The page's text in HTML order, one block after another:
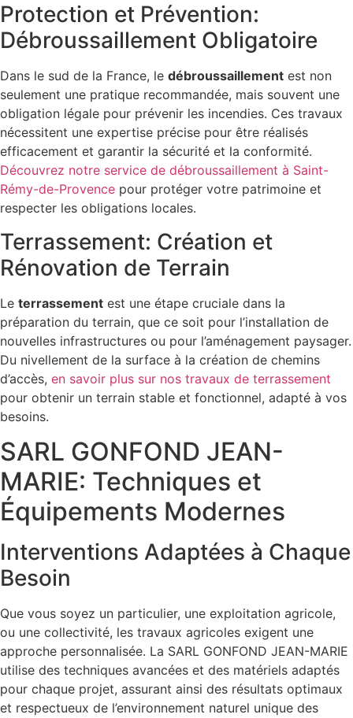
Protection et Prévention:
Débroussaillement Obligatoire
Dans le sud de la France, le débroussaillement est non
seulement une pratique recommandée, mais souvent une
obligation légale pour prévenir les incendies. Ces travaux
nécessitent une expertise précise pour être réalisés
efficacement et garantir la sécurité et la conformité.
Découvrez notre service de débroussaillement à Saint-
Rémy-de-Provence pour protéger votre patrimoine et
respecter les obligations locales.
Terrassement: Création et
Rénovation de Terrain
Le terrassement est une étape cruciale dans la
préparation du terrain, que ce soit pour l’installation de
nouvelles infrastructures ou pour l’aménagement paysager.
Du nivellement de la surface à la création de chemins
d’accès, en savoir plus sur nos travaux de terrassement
pour obtenir un terrain stable et fonctionnel, adapté à vos
besoins.
SARL GONFOND JEAN-
MARIE: Techniques et
Équipements Modernes
Interventions Adaptées à Chaque
Besoin
Que vous soyez un particulier, une exploitation agricole,
ou une collectivité, les travaux agricoles exigent une
approche personnalisée. La SARL GONFOND JEAN-MARIE
utilise des techniques avancées et des matériels adaptés
pour chaque projet, assurant ainsi des résultats optimaux
et respectueux de l’environnement naturel unique des